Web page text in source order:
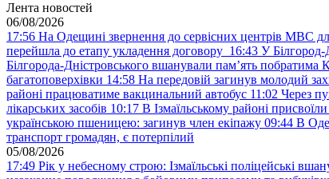
Лента новостей
06/08/2026
17:56 На Одещині звернення до сервісних центрів МВС
перейшла до етапу укладення договору 16:43 У Білгород-
Білгорода-Дністровського вшанували пам’ять побратима
багатоповерхівки 14:58 На передовій загинув молодий
районі працюватиме вакцинальний автобус 11:02 Через
лікарських засобів 10:17 В Ізмаїльському районі
українською пшеницею: загинув член екіпажу 09:44 В
транспорт громадян, є потерпілий
05/08/2026
17:49 Рік у небесному строю: Ізмаїльські поліцейські